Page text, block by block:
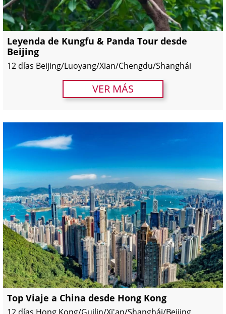
Leyenda de Kungfu & Panda Tour desde
Beijing
12 días Beijing/Luoyang/Xian/Chengdu/Shanghái
VER MÁS
Top Viaje a China desde Hong Kong